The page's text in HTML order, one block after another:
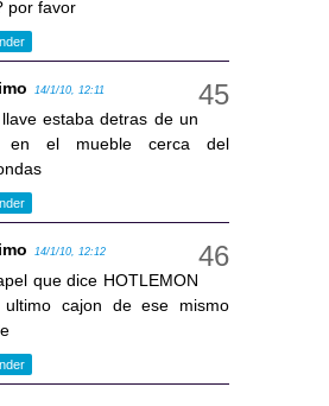
por favor
14/1/10, 12:11
estaba detras de un
en el mueble cerca del
14/1/10, 12:12
que dice HOTLEMON
cajon de ese mismo